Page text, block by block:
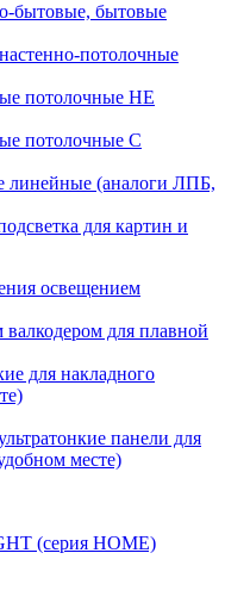
бытовые, бытовые
потолочные
потолочные НЕ
потолочные С
линейные (аналоги ЛПБ,
для картин и
освещением
для плавной
для накладного
панели для
месте)
(серия HOME)